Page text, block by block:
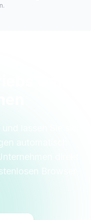
lassen Sie sich
automatisch
direkt
Browser-